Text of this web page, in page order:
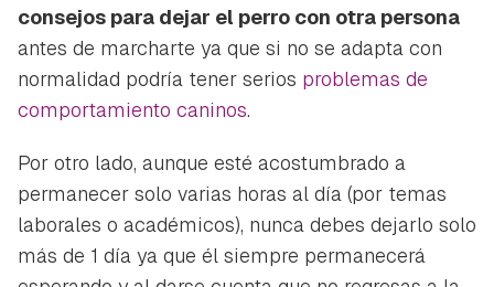
consejos para dejar el perro con otra persona
antes de marcharte ya que si no se adapta con
normalidad podría tener serios problemas de
comportamiento caninos.
Por otro lado, aunque esté acostumbrado a
permanecer solo varias horas al día (por temas
laborales o académicos), nunca debes dejarlo solo
más de 1 día ya que él siempre permanecerá